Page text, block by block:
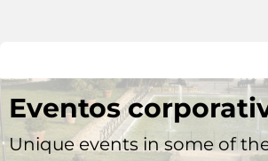
Eventos
Unique events in some of